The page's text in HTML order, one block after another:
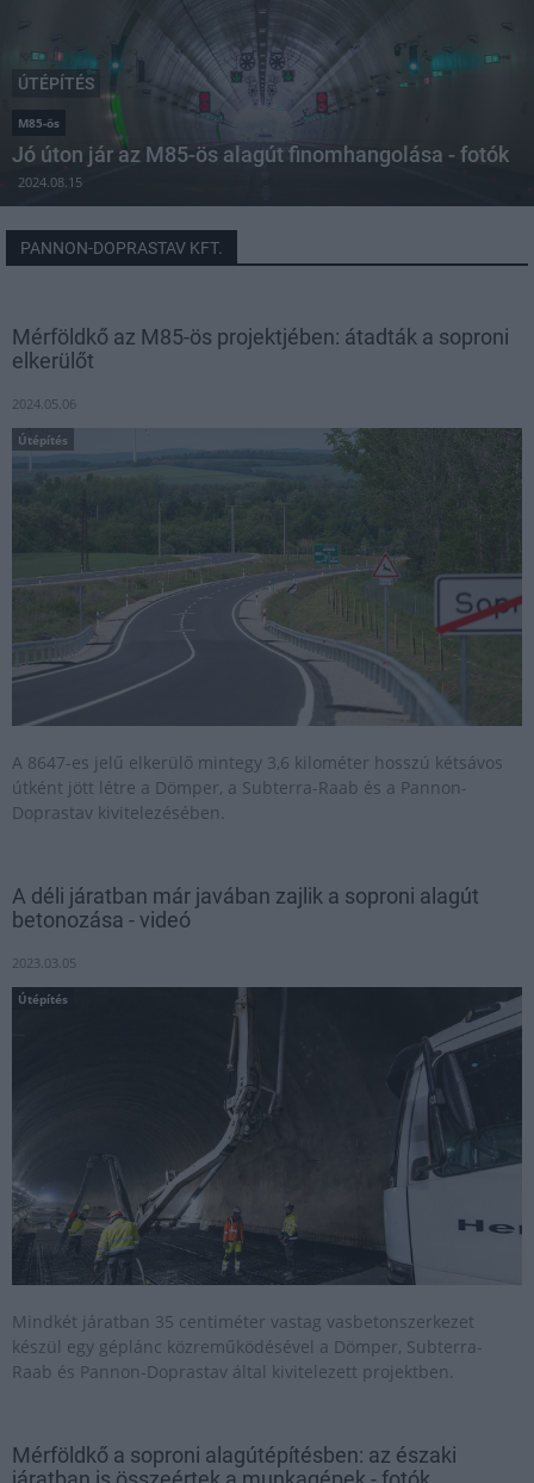
ÚTÉPÍTÉS
M85-ös
Jó úton jár az M85-ös alagút finomhangolása - fotók
2024.08.15
PANNON-DOPRASTAV KFT.
Mérföldkő az M85-ös projektjében: átadták a soproni
elkerülőt
2024.05.06
Útépítés
A 8647-es jelű elkerülő mintegy 3,6 kilométer hosszú kétsávos
útként jött létre a Dömper, a Subterra-Raab és a Pannon-
Doprastav kivitelezésében.
A déli járatban már javában zajlik a soproni alagút
betonozása - videó
2023.03.05
Útépítés
Mindkét járatban 35 centiméter vastag vasbetonszerkezet
készül egy géplánc közreműködésével a Dömper, Subterra-
Raab és Pannon-Doprastav által kivitelezett projektben.
Mérföldkő a soproni alagútépítésben: az északi